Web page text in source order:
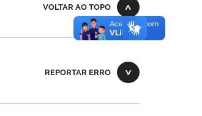
VOLTAR AO TOPO
REPORTAR ERRO